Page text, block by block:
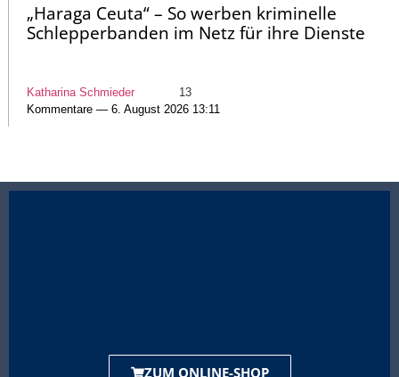
„Haraga Ceuta“ – So werben kriminelle
Schlepperbanden im Netz für ihre Dienste
Katharina Schmieder
13
Kommentare — 6. August 2026 13:11
ZUM ONLINE-SHOP